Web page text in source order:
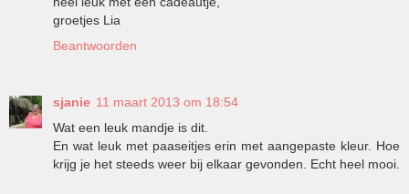
groetjes Lia
Beantwoorden
sjanie 11 maart 2013 om 18:54
Wat een leuk mandje is dit.
En wat leuk met paaseitjes erin met aangepaste kleur. Hoe
krijg je het steeds weer bij elkaar gevonden. Echt heel mooi.